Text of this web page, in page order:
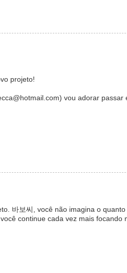
projeto!
vou adorar passar
바보씨, você não imagina o
continue cada vez mais focando